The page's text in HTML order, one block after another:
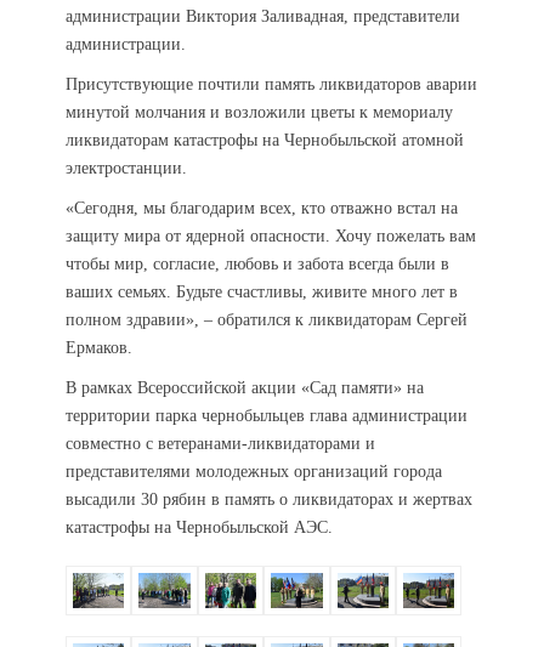
администрации Виктория Заливадная, представители
администрации.
Присутствующие почтили память ликвидаторов аварии
минутой молчания и возложили цветы к мемориалу
ликвидаторам катастрофы на Чернобыльской атомной
электростанции.
«Сегодня, мы благодарим всех, кто отважно встал на
защиту мира от ядерной опасности. Хочу пожелать вам
чтобы мир, согласие, любовь и забота всегда были в
ваших семьях. Будьте счастливы, живите много лет в
полном здравии», – обратился к ликвидаторам Сергей
Ермаков.
В рамках Всероссийской акции «Сад памяти» на
территории парка чернобыльцев глава администрации
совместно с ветеранами-ликвидаторами и
представителями молодежных организаций города
высадили 30 рябин в память о ликвидаторах и жертвах
катастрофы на Чернобыльской АЭС.